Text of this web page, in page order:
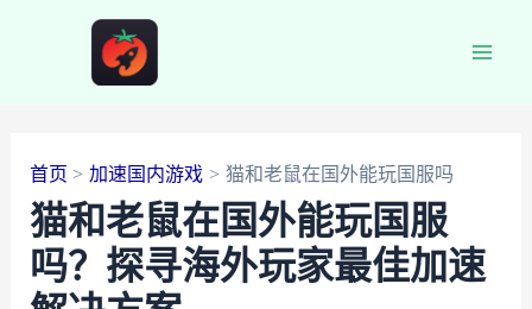
首页 加速国内游戏 猫和老鼠在国外能玩国服吗
猫和老鼠在国外能玩国服
吗？探寻海外玩家最佳加速